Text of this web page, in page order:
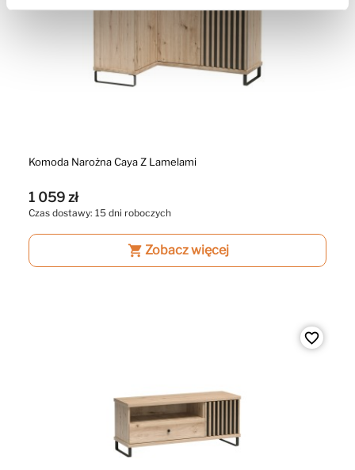
Komoda Narożna Caya Z Lamelami
1 059 zł
Czas dostawy: 15 dni roboczych
shopping_cart Zobacz więcej
favorite_border